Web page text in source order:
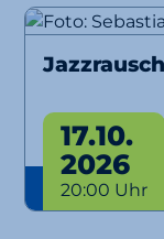
Bangers Only!
17.10.
2026
20:00 Uhr